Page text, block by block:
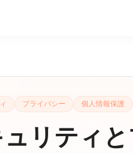
プライバシー 個人情報保護
リティ